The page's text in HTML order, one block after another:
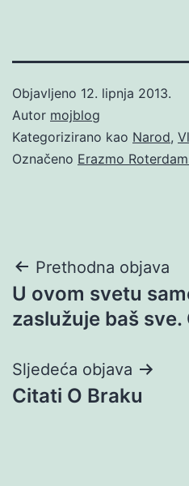
Objavljeno 12. lipnja 2013.
Autor mojblog
Kategorizirano kao Narod,
Označeno Erazmo
Navigacija
objava
Prethodna objava
U ovom svetu
zaslužuje baš
Sljedeća objava
Citati O Braku